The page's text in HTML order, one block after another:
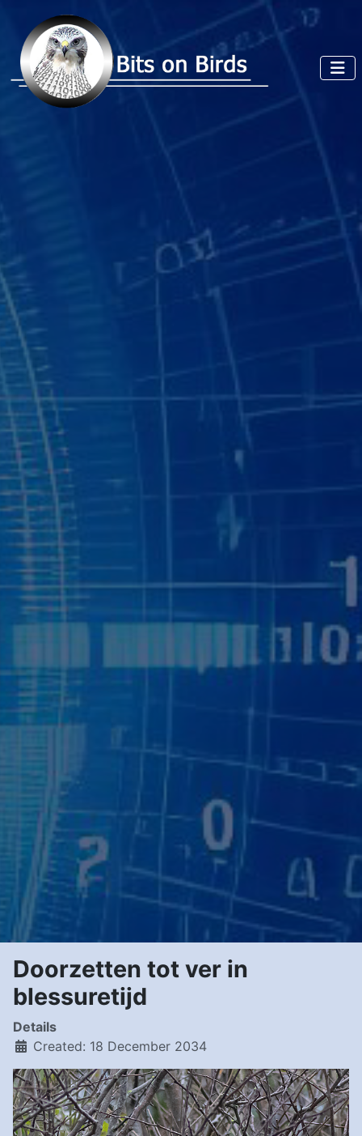
Doorzetten tot ver in
blessuretijd
Details
Created: 18 December 2034